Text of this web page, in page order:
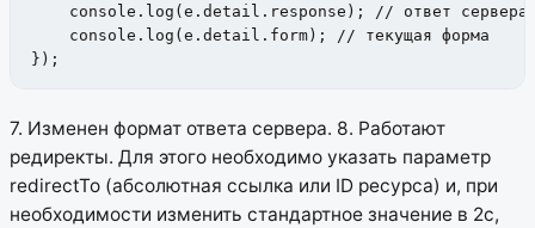
    console.log(e.detail.response); // ответ сервера
    console.log(e.detail.form); // текущая форма
});
7. Изменен формат ответа сервера. 8. Работают
редиректы. Для этого необходимо указать параметр
redirectTo (абсолютная ссылка или ID ресурса) и, при
необходимости изменить стандартное значение в 2с,